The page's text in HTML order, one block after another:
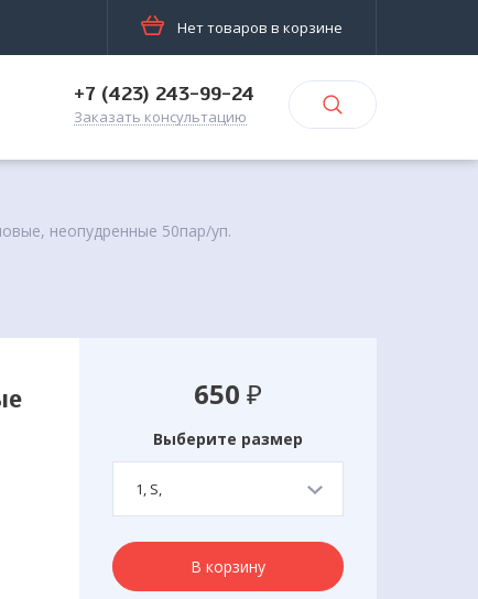
Нет товаров в корзине
+7 (423) 243-99-24
Заказать консультацию
неопудренные 50пар/уп.
650 ₽
Выберите размер
1, S,
В корзину